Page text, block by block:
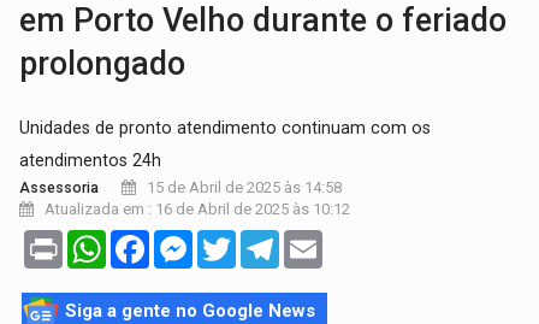
em Porto Velho durante o feriado
prolongado
Unidades de pronto atendimento continuam com os
atendimentos 24h
Assessoria
15 de Abril de 2025 às 14:58
Atualizada em : 16 de Abril de 2025 às 10:12
Print WhatsAppFacebookMessenger
TwitterTelegram
Siga a gente no Google News